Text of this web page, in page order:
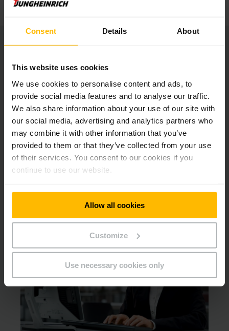
Consent Details About
This website uses cookies
We use cookies to personalise content and ads, to
provide social media features and to analyse our traffic.
We also share information about your use of our site with
our social media, advertising and analytics partners who
may combine it with other information that you’ve
provided to them or that they’ve collected from your use
of their services. You consent to our cookies if you
continue to use our website.
Allow all cookies
Customize
Use necessary cookies only
PDF(200,8 KB)
Sie möchten auch die Leistung und
Effizienz Ihres Betriebs erhöhen?
Dann nehmen Sie Kontakt mit uns auf, um